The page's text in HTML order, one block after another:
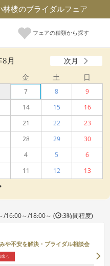
楼のブライダルフェア
フェアの種類から探す
月
次月
金 土 日
7 8
9
14 15
16
21 22
23
28 29
30
4 5
6
11 12 13
/16:00～/18:00～ ( :3時間程度)
や不安を解決・ブライダル相談会
席△